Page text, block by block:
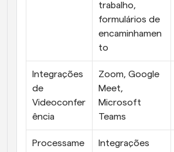
trabalho,
formulários de
encaminhamen
to
Integrações
de
Videoconfer
ência
Zoom, Google
Meet,
Microsoft
Teams
Processame
Integrações